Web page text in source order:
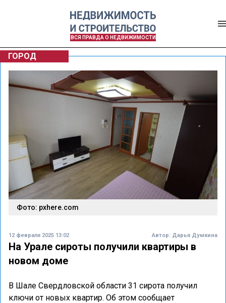
ВСЯ ПРАВДА О НЕДВИЖИМОСТИ
ГОРОД
Фото: pxhere.com
12 февраля 2025 13:02 Автор: Дарья Думкина
На Урале сироты получили квартиры в
новом доме
В Шале Свердловской области 31 сирота получил
ключи от новых квартир. Об этом сообщает